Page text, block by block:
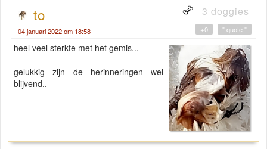
to 3 doggies
04 januari 2022 om 18:58 " quote "
+0
heel veel sterkte met het gemis...
gelukkig zijn de herinneringen wel
blijvend..